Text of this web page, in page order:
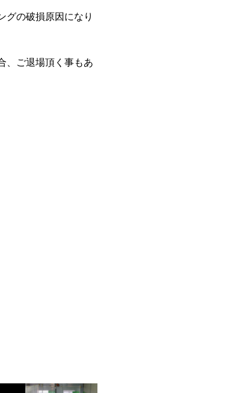
グの破損原因になり
、ご退場頂く事もあ